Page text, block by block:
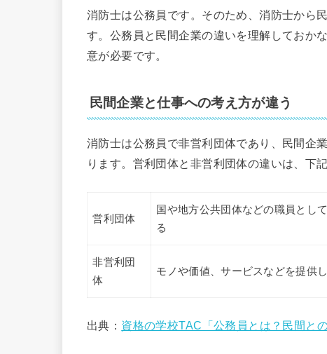
消防士は公務員です。そのため、消防士から
す。公務員と民間企業の違いを理解しておか
意が必要です。
民間企業と仕事への考え方が違う
消防士は公務員で非営利団体であり、民間企
ります。営利団体と非営利団体の違いは、下
営利団体
国や地方公共団体などの職員とし
る
非営利団
体
モノや価値、サービスなどを提供
出典： 資格の学校TAC「公務員とは？民間と